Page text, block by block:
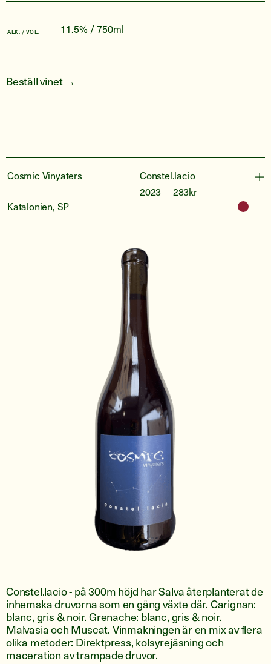
ALK. / VOL. 11.5% / 750ml
Beställ vinet →
Cosmic Vinyaters
Constel.lacio
283kr
2023
Katalonien, SP
Constel.lacio - på 300m höjd har Salva återplanterat de
inhemska druvorna som en gång växte där. Carignan:
blanc, gris & noir. Grenache: blanc, gris & noir.
Malvasia och Muscat. Vinmakningen är en mix av flera
olika metoder: Direktpress, kolsyrejäsning och
maceration av trampade druvor.